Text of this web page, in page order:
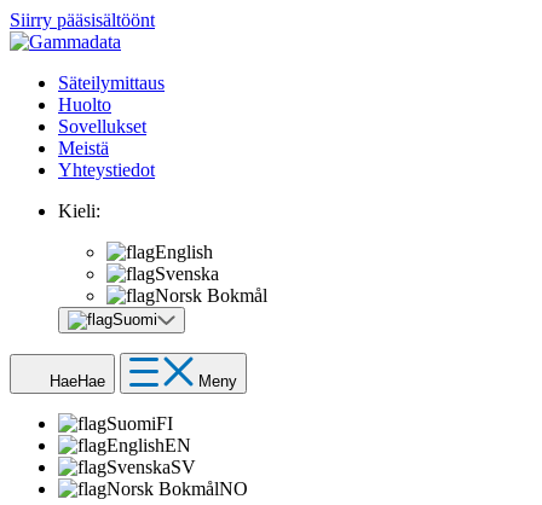
Siirry pääsisältöönt
Säteilymittaus
Huolto
Sovellukset
Meistä
Yhteystiedot
Kieli:
English
Svenska
Norsk Bokmål
Suomi
HaeHae Meny
SuomiFI
EnglishEN
SvenskaSV
Norsk BokmålNO